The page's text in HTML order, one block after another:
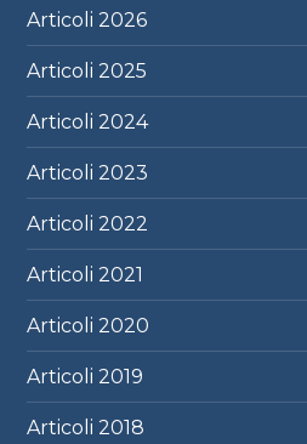
Articoli2026
Articoli2025
Articoli2024
Articoli2023
Articoli2022
Articoli2021
Articoli2020
Articoli2019
Articoli2018